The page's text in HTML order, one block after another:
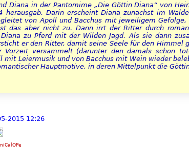
Diana in der Pantomime „Die Göttin Diana“ von
Darin erscheint Diana zunächst im
von Apoll und Bacchus mit jeweiligem
das aber nicht zu. Dann irrt der Ritter durch
zu Pferd mit der Wilden Jagd. Als sie dann
er den Ritter, damit seine Seele für den Himmel
versammelt (darunter den damals schon
Leiermusik und von Bacchus mit Wein wieder
Hauptmotive, in deren Mittelpunkt die
2015 12:26